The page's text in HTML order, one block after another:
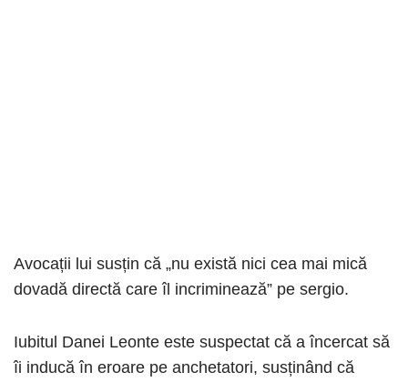
Avocații lui susțin că „nu există nici cea mai mică
dovadă directă care îl incriminează” pe sergio.
Iubitul Danei Leonte este suspectat că a încercat să
îi inducă în eroare pe anchetatori, susținând că